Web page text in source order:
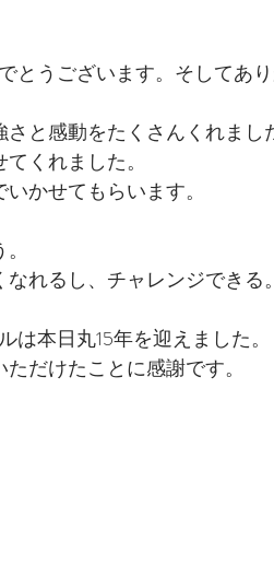
とうございます。そしてあ
と感動をたくさんくれまし
くれました。
かせてもらいます。
れるし、チャレンジできる。
本日丸15年を迎えました。
だけたことに感謝です。